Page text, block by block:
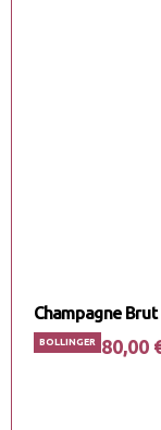
Champagne
BOLLINGER 80,00